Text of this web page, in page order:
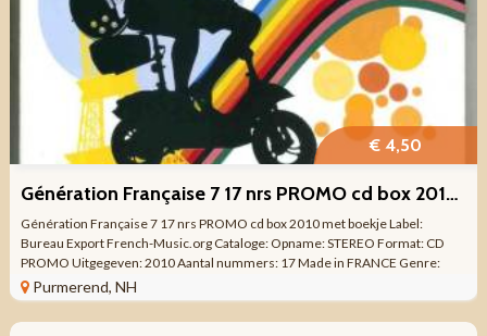
€ 4,50
Génération Française 7 17 nrs PROMO cd box 2010 met boekje
Génération Française 7 17 nrs PROMO cd box 2010 met boekje Label:
Bureau Export French-Music.org Cataloge: Opname: STEREO Format: CD
PROMO Uitgegeven: 2010 Aantal nummers: 17 Made in FRANCE Genre:
Rock, Pop, ...
Purmerend, NH